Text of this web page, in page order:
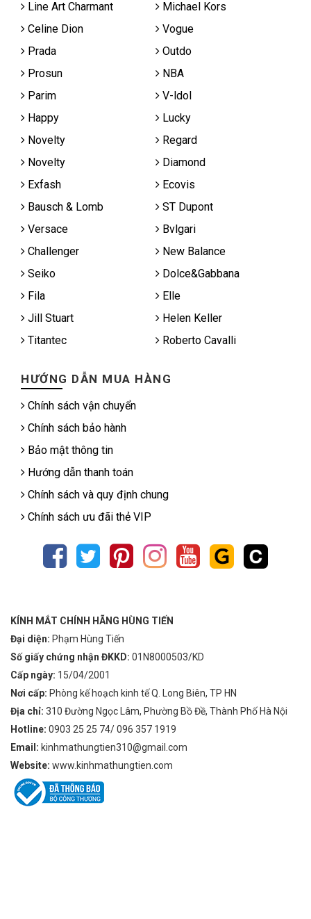
Line Art Charmant
Michael Kors
Celine Dion
Vogue
Prada
Outdo
Prosun
NBA
Parim
V-ldol
Happy
Lucky
Novelty
Regard
Novelty
Diamond
Exfash
Ecovis
Bausch & Lomb
ST Dupont
Versace
Bvlgari
Challenger
New Balance
Seiko
Dolce&Gabbana
Fila
Elle
Jill Stuart
Helen Keller
Titantec
Roberto Cavalli
HƯỚNG DẪN MUA HÀNG
Chính sách vận chuyển
Chính sách bảo hành
Bảo mật thông tin
Hướng dẫn thanh toán
Chính sách và quy định chung
Chính sách ưu đãi thẻ VIP
KÍNH MẮT CHÍNH HÃNG HÙNG TIẾN
Đại diện: Phạm Hùng Tiến
Số giấy chứng nhận ĐKKD: 01N8000503/KD
Cấp ngày: 15/04/2001
Nơi cấp: Phòng kế hoạch kinh tế Q. Long Biên, TP HN
Địa chỉ: 310 Đường Ngọc Lâm, Phường Bồ Đề, Thành Phố Hà Nội
Hotline: 0903 25 25 74/ 096 357 1919
Email: kinhmathungtien310@gmail.com
Website: www.kinhmathungtien.com